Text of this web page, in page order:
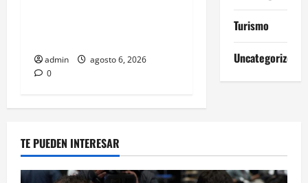
admin
agosto 6, 2026
0
Turismo
Uncategorized
TE PUEDEN INTERESAR